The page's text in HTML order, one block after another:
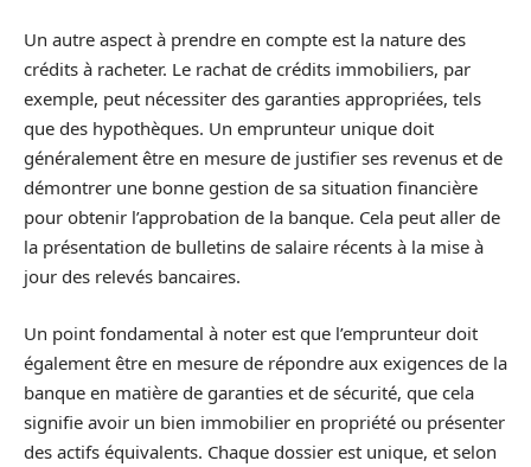
Un autre aspect à prendre en compte est la nature des
crédits à racheter. Le rachat de crédits immobiliers, par
exemple, peut nécessiter des garanties appropriées, tels
que des hypothèques. Un emprunteur unique doit
généralement être en mesure de justifier ses revenus et de
démontrer une bonne gestion de sa situation financière
pour obtenir l’approbation de la banque. Cela peut aller de
la présentation de bulletins de salaire récents à la mise à
jour des relevés bancaires.
Un point fondamental à noter est que l’emprunteur doit
également être en mesure de répondre aux exigences de la
banque en matière de garanties et de sécurité, que cela
signifie avoir un bien immobilier en propriété ou présenter
des actifs équivalents. Chaque dossier est unique, et selon